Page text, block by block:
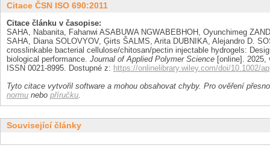
Citace ČSN ISO 690:2011
Citace článku v časopise:
SAHA, Nabanita, Fahanwi ASABUWA NGWABEBHOH, Oyunchimeg
SAHA, Diana SOLOVYOV, Ģirts ŠALMS, Arita DUBNIKA, Alejandro D.
crosslinkable bacterial cellulose/chitosan/pectin injectable hydrogels:
biological performance. Journal of Applied Polymer Science [online].
ISSN 0021-8995. Dostupné z: https://onlinelibrary.wiley.com/doi/10.1002/
Tyto citace vytvořil software a mohou obsahovat chyby. Pro ověření
normu nebo příručku.
Související články